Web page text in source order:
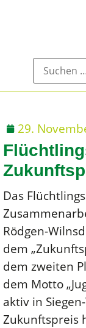
29.
Das
Rödgen-
dem
dem zweiten
dem Motto
aktiv in
Zukunftspreis